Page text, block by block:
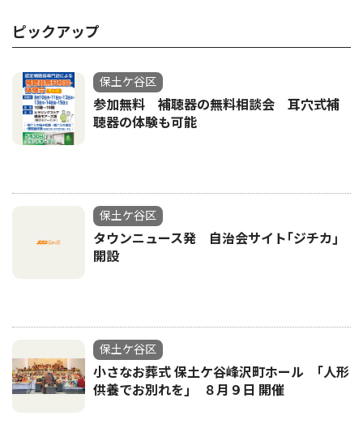
ピックアップ
保土ケ谷区
参加無料 補聴器の無料相談会 耳穴式補
聴器の体験も可能
保土ケ谷区
タウンニュース発 自治会サイト｢ジチカ｣
開設
保土ケ谷区
小さなお葬式 保土ケ谷峰沢町ホール ｢人形
供養でお別れを｣ ８月９日 開催